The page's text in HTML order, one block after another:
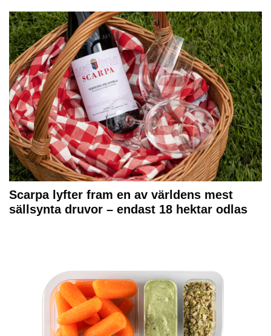
Scarpa lyfter fram en av världens mest
sällsynta druvor – endast 18 hektar odlas